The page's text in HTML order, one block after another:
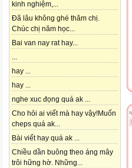
kinh nghiệm,...
Đã lâu không ghé thăm chị.
Chúc chị năm học...
Bai van nay rat hay...
...
hay ...
hay ...
nghe xuc đọng quá ak ...
Cho hỏi ai viết mà hay vậy!Muốn
cheps quá ak...
Bài viết hay quá ak ...
Chiều dần buông theo áng mây
trôi hững hờ. Những...